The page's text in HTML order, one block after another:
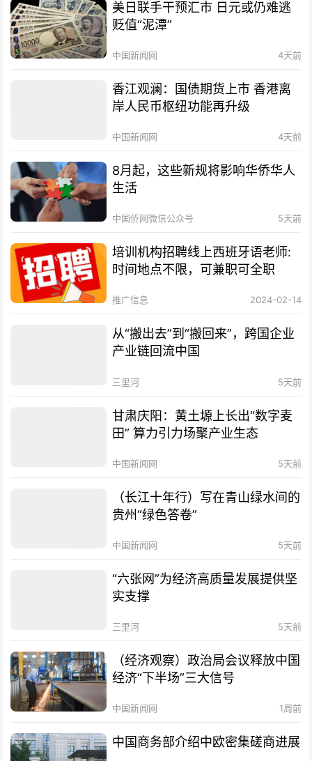
美日联手干预汇市 日元或仍难逃
贬值“泥潭”
中国新闻网 4天前
香江观澜：国债期货上市 香港离
岸人民币枢纽功能再升级
中国新闻网 4天前
8月起，这些新规将影响华侨华人
生活
中国侨网微信公众号 5天前
培训机构招聘线上西班牙语老师:
时间地点不限，可兼职可全职
推广信息 2024-02-14
从“搬出去”到“搬回来”，跨国企业
产业链回流中国
三里河 5天前
甘肃庆阳：黄土塬上长出“数字麦
田” 算力引力场聚产业生态
中国新闻网 5天前
（长江十年行）写在青山绿水间的
贵州“绿色答卷”
中国新闻网 5天前
“六张网”为经济高质量发展提供坚
实支撑
三里河 5天前
（经济观察）政治局会议释放中国
经济“下半场”三大信号
中国新闻网 1周前
中国商务部介绍中欧密集磋商进展